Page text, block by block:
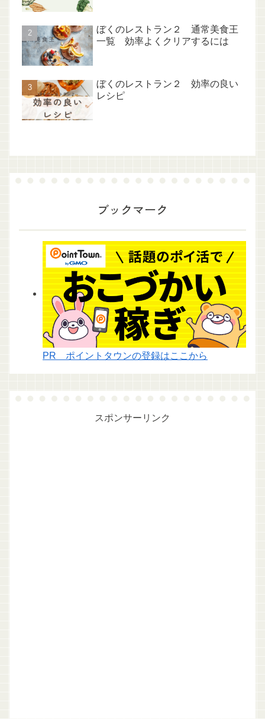
ぼくのレストラン２ 通常美食王
一覧 効率よくクリアするには
ぼくのレストラン２ 効率の良い
レシピ
ブックマーク
PR ポイントタウンの登録はここから
スポンサーリンク